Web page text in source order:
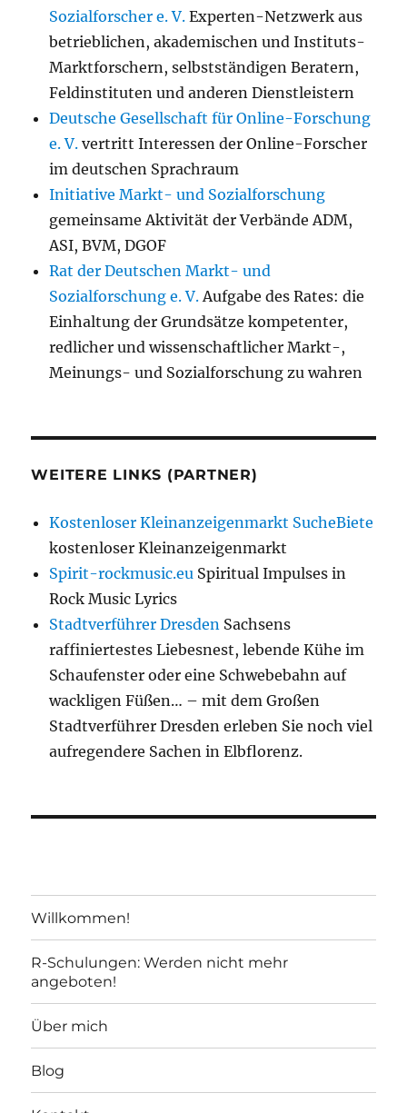
Sozialforscher e. V. Experten-Netzwerk aus
betrieblichen, akademischen und Instituts-
Marktforschern, selbstständigen Beratern,
Feldinstituten und anderen Dienstleistern
Deutsche Gesellschaft für Online-Forschung
e. V. vertritt Interessen der Online-Forscher
im deutschen Sprachraum
Initiative Markt- und Sozialforschung
gemeinsame Aktivität der Verbände ADM,
ASI, BVM, DGOF
Rat der Deutschen Markt- und
Sozialforschung e. V.Aufgabe des Rates: die
Einhaltung der Grundsätze kompetenter,
redlicher und wissenschaftlicher Markt-,
Meinungs- und Sozialforschung zu wahren
WEITERE LINKS (PARTNER)
Kostenloser Kleinanzeigenmarkt SucheBiete
kostenloser Kleinanzeigenmarkt
Spirit-rockmusic.eu Spiritual Impulses in
Rock Music Lyrics
Stadtverführer Dresden Sachsens
raffiniertestes Liebesnest, lebende Kühe im
Schaufenster oder eine Schwebebahn auf
wackligen Füßen… – mit dem Großen
Stadtverführer Dresden erleben Sie noch viel
aufregendere Sachen in Elbflorenz.
Willkommen!
R-Schulungen: Werden nicht mehr
angeboten!
Über mich
Blog